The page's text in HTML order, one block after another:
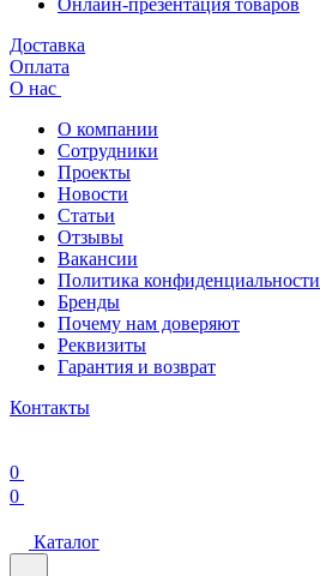
Онлайн-презентация товаров
Доставка
Оплата
О нас
О компании
Сотрудники
Проекты
Новости
Статьи
Отзывы
Вакансии
Политика конфиденциальности
Бренды
Почему нам доверяют
Реквизиты
Гарантия и возврат
Контакты
0
0
Каталог